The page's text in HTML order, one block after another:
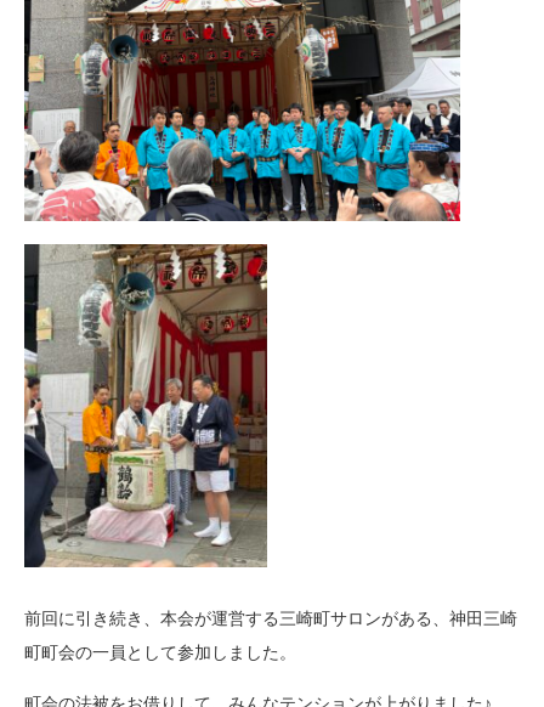
前回に引き続き、本会が運営する三崎町サロンがある、神田三崎
町町会の一員として参加しました。